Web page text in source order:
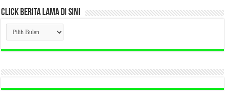
CLICK BERITA LAMA DI SINI
CLICK
BERITA
LAMA
DI